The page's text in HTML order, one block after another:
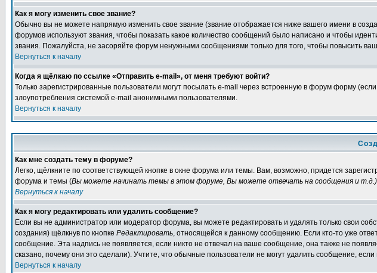
Как я могу изменить свое звание?
Обычно вы не можете напрямую изменить свое звание (звание отображается ниже вашего имени в
форумов используют звания, чтобы показать какое количество сообщений было написано и чтобы
звания. Пожалуйста, не засоряйте форум ненужными сообщениями только для того, чтобы повысить
Вернуться к началу
Когда я щёлкаю по ссылке «Отправить e-mail», от меня требуют войти?
Только зарегистрированные пользователи могут посылать e-mail через встроенную в форум форму
злоупотребления системой e-mail анонимными пользователями.
Вернуться к началу
Как мне создать тему в форуме?
Легко, щёлкните по соответствующей кнопке в окне форума или темы. Вам, возможно, придется
форума и темы (Вы можете начинать темы в этом форуме, Вы можете отвечать на сообщения и т.д.)
Вернуться к началу
Как я могу редактировать или удалить сообщение?
Если вы не администратор или модератор форума, вы можете редактировать и удалять только свои
создания) щёлкнув по кнопке Редактировать, относящейся к данному сообщению. Если кто-то уже
сообщение. Эта надпись не появляется, если никто не отвечал на ваше сообщение, она также не
сказано, почему они это сделали). Учтите, что обычные пользователи не могут удалить сообщение, если
Вернуться к началу